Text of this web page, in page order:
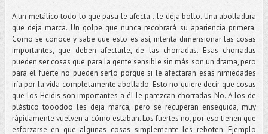
A un metálico todo lo que pasa le afecta...le deja bollo. Una abolladura
que deja marca. Un golpe que nunca recobrará su apariencia primera.
Como se conoce y sabe que esto es así, intenta dimensionar las cosas
importantes, que deben afectarle, de las chorradas. Esas chorradas
pueden ser cosas que para la gente sensible sin más son un drama, pero
para el fuerte no pueden serlo porque si le afectaran esas nimiedades
iría por la vida completamente abollado. Esto no quiere decir que cosas
que los Heidis son importantes a él le parezcan chorradas. No. A los de
plástico tooodoo les deja marca, pero se recuperan enseguida, muy
rápidamente vuelven a cómo estaban. Los fuertes no, por eso tienen que
esforzarse en que algunas cosas simplemente les reboten. Ejemplo